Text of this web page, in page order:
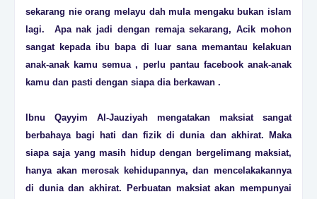
sekarang nie orang melayu dah mula mengaku bukan islam
lagi. Apa nak jadi dengan remaja sekarang, Acik mohon
sangat kepada ibu bapa di luar sana memantau kelakuan
anak-anak kamu semua , perlu pantau facebook anak-anak
kamu dan pasti dengan siapa dia berkawan .
Ibnu Qayyim Al-Jauziyah mengatakan maksiat sangat
berbahaya bagi hati dan fizik di dunia dan akhirat. Maka
siapa saja yang masih hidup dengan bergelimang maksiat,
hanya akan merosak kehidupannya, dan mencelakakannya
di dunia dan akhirat. Perbuatan maksiat akan mempunyai